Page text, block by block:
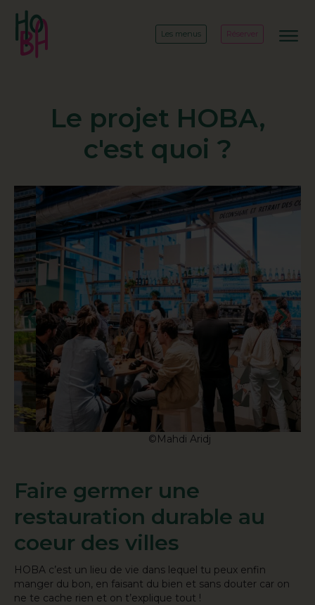
Les menus Réserver
Le projet HOBA,
c'est quoi ?
©Mahdi Aridj
Faire germer une
restauration durable au
coeur des villes
HOBA c’est un lieu de vie dans lequel tu peux enfin
manger du bon, en faisant du bien et sans douter car on
ne te cache rien et on t’explique tout !